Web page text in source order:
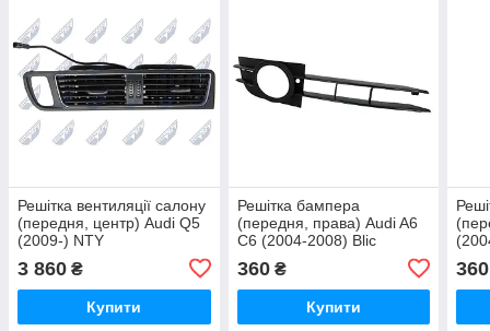
Решітка вентиляції салону
(передня, центр) Audi Q5
(2009-) NTY
3 860 ₴
Купити
Решітка бампера
(передня, права) Audi A6
С6 (2004-2008) Blic
360₴
Купити
360